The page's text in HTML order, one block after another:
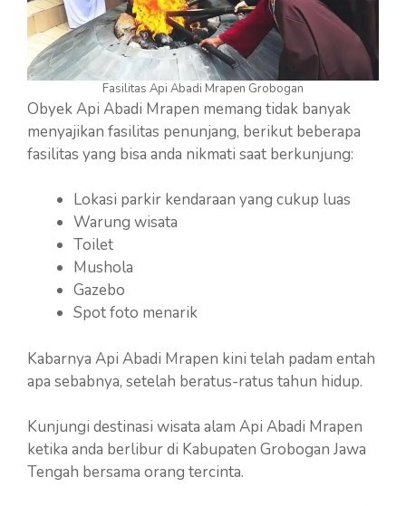
Fasilitas Api Abadi Mrapen Grobogan
Obyek Api Abadi Mrapen memang tidak banyak
menyajikan fasilitas penunjang, berikut beberapa
fasilitas yang bisa anda nikmati saat berkunjung:
Lokasi parkir kendaraan yang cukup luas
Warung wisata
Toilet
Mushola
Gazebo
Spot foto menarik
Kabarnya Api Abadi Mrapen kini telah padam entah
apa sebabnya, setelah beratus-ratus tahun hidup.
Kunjungi destinasi wisata alam Api Abadi Mrapen
ketika anda berlibur di Kabupaten Grobogan Jawa
Tengah bersama orang tercinta.